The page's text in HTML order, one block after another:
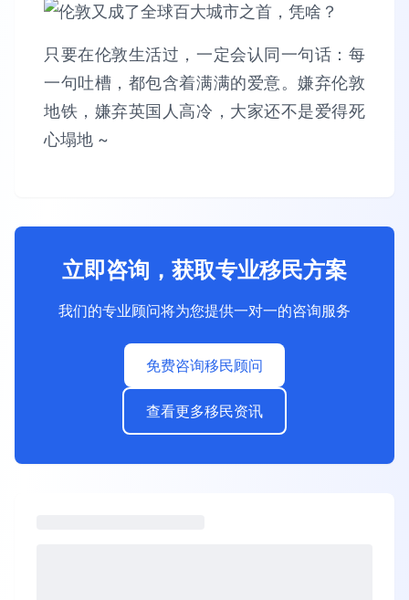
只要在伦敦生活过，一定会认同一句话：每
一句吐槽，都包含着满满的爱意。嫌弃伦敦
地铁，嫌弃英国人高冷，大家还不是爱得死
心塌地 ~
立即咨询，获取专业移民方案
我们的专业顾问将为您提供一对一的咨询服务
免费咨询移民顾问
查看更多移民资讯